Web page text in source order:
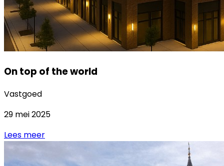
On top of the world
Vastgoed
29 mei 2025
Lees meer